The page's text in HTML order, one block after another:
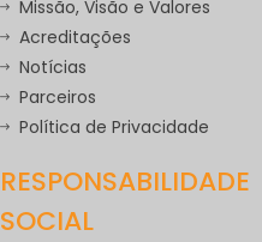
Missão, Visão e Valores
Acreditações
Notícias
Parceiros
Política de Privacidade
RESPONSABILIDADE
SOCIAL